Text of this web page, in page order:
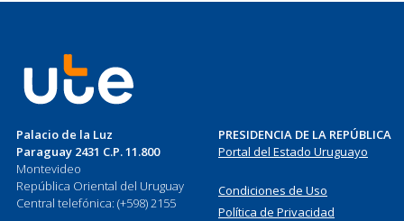
Palacio de la Luz
Paraguay 2431 C.P. 11.800
Montevideo
República Oriental del Uruguay
Central telefónica: (+598) 2155
PRESIDENCIA DE LA REPÚBLICA
Portal del Estado Uruguayo
Condiciones de Uso
Política de Privacidad